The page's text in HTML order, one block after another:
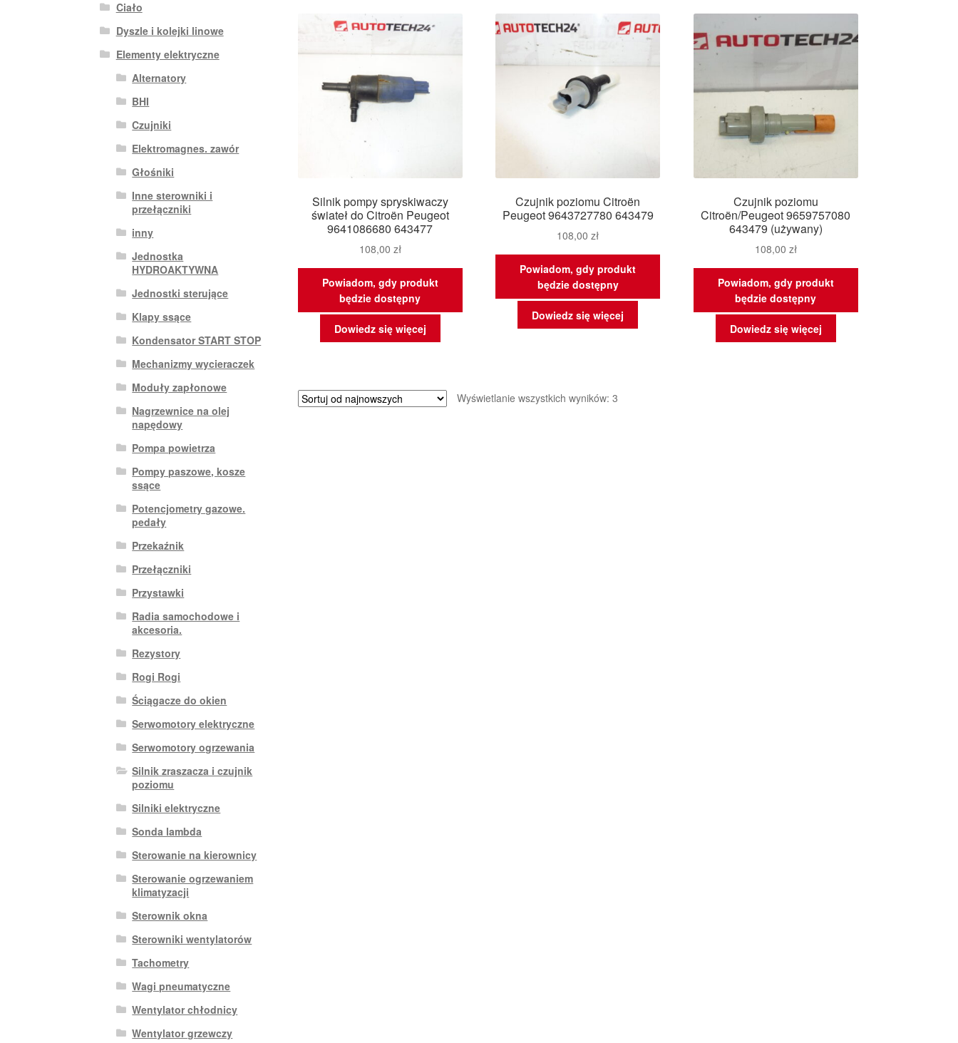
Silnik pompy spryskiwaczy
świateł do Citroën Peugeot
9641086680 643477
108,00 zł
Powiadom, gdy produkt
będzie dostępny
Dowiedz się więcej
Czujnik poziomu Citroën
Peugeot 9643727780 643479
108,00zł
Powiadom, gdy produkt
będzie dostępny
Dowiedz się więcej
Czujnik poziomu
Citroën/Peugeot 9659757080
643479 (używany)
108,00 zł
Powiadom, gdy produkt
będzie dostępny
Dowiedz się więcej
Wyświetlanie wszystkich wyników: 3Posortowane
Ciało
Dyszle i kolejki linowe
Elementy elektryczne
Alternatory
BHI
Czujniki
Elektromagnes. zawór
Głośniki
Inne sterowniki i
przełączniki
inny
Jednostka
HYDROAKTYWNA
Jednostki sterujące
Klapy ssące
Kondensator START STOP
Mechanizmy wycieraczek
Moduły zapłonowe
Nagrzewnice na olej
napędowy
Pompa powietrza
Pompy paszowe, kosze
ssące
Potencjometry gazowe.
pedały
Przekaźnik
Przełączniki
Przystawki
Radia samochodowe i
akcesoria.
Rezystory
Rogi Rogi
Ściągacze do okien
Serwomotory elektryczne
Serwomotory ogrzewania
Silnik zraszacza i czujnik
poziomu
Silniki elektryczne
Sonda lambda
Sterowanie na kierownicy
Sterowanie ogrzewaniem
klimatyzacji
Sterownik okna
Sterowniki wentylatorów
Tachometry
Wagi pneumatyczne
Wentylator chłodnicy
Wentylator grzewczy